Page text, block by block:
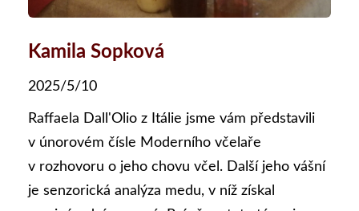
Kamila Sopková
2025/5/10
Raffaela Dall'Olio z Itálie jsme vám představili
v únorovém čísle Moderního včelaře
v rozhovoru o jeho chovu včel. Další jeho vášní
je senzorická analýza medu, v níž získal